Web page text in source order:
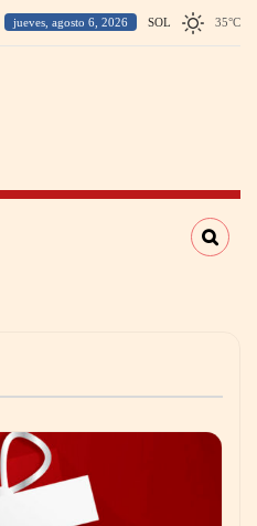
jueves, agosto 6, 2026 SOL 35°C